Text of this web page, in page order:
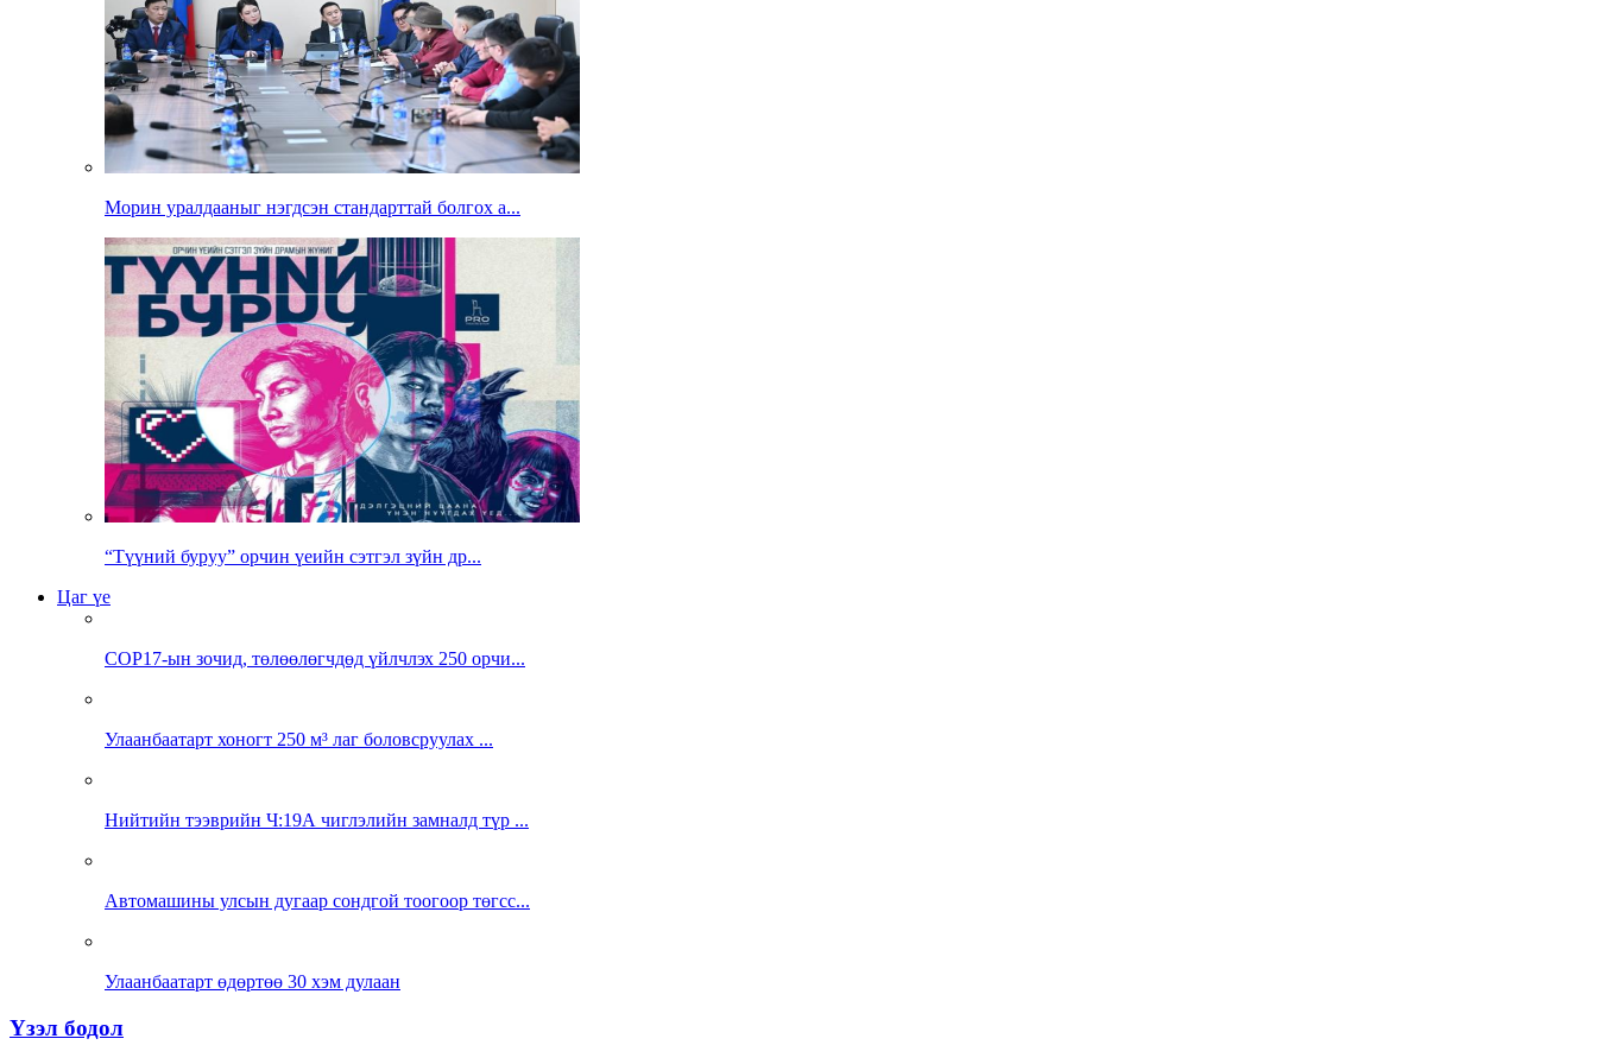
Морин уралдааныг нэгдсэн стандарттай болгох а...
“Түүний буруу” орчин үеийн сэтгэл зүйн др...
Цаг үе
COP17-ын зочид, төлөөлөгчдөд үйлчлэх 250 орчи...
Улаанбаатарт хоногт 250 м³ лаг боловсруулах ...
Нийтийн тээврийн Ч:19А чиглэлийн замналд түр ...
Автомашины улсын дугаар сондгой тоогоор төгсс...
Улаанбаатарт өдөртөө 30 хэм дулаан
Үзэл бодол